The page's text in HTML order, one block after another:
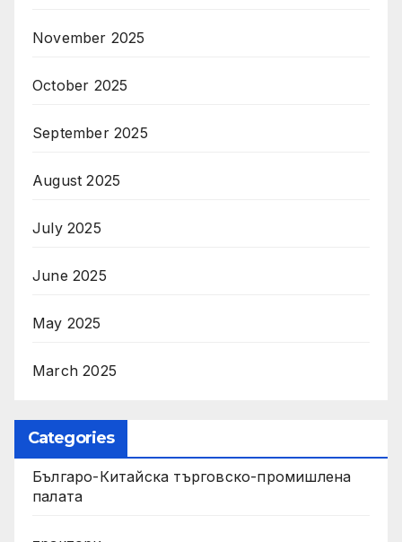
November 2025
October 2025
September 2025
August 2025
July 2025
June 2025
May 2025
March 2025
Categories
Българо-Китайска търговско-промишлена
палата